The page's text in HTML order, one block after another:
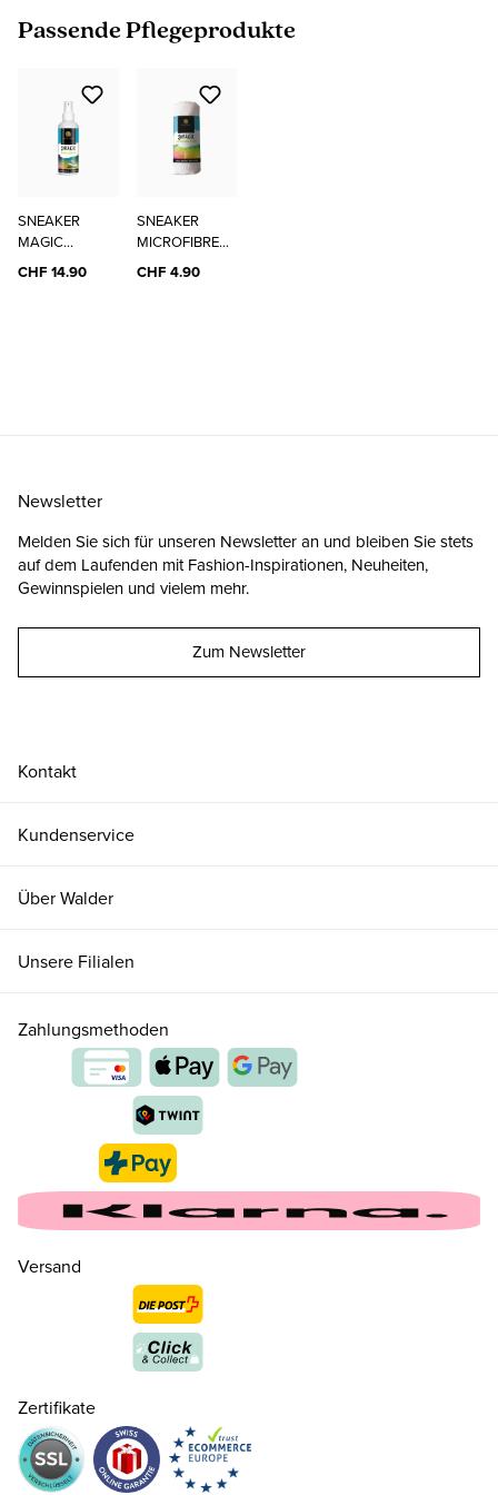
Produktgalerie überspringen
Passende Pflegeprodukte
SNEAKER
MAGIC
CLEANER
CHF 14.90
SNEAKER
MICROFIBRE
CLOTH
CHF 4.90
Kontakt
Kundenservice
Über Walder
Unsere Filialen
Newsletter
Melden Sie sich für unseren Newsletter an und bleiben Sie stets
auf dem Laufenden mit Fashion-Inspirationen, Neuheiten,
Gewinnspielen und vielem mehr.
Zum Newsletter
Zahlungsmethoden
Versand
Zertifikate